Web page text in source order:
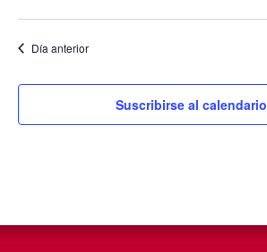
Día anterior
Suscribirse al calendario